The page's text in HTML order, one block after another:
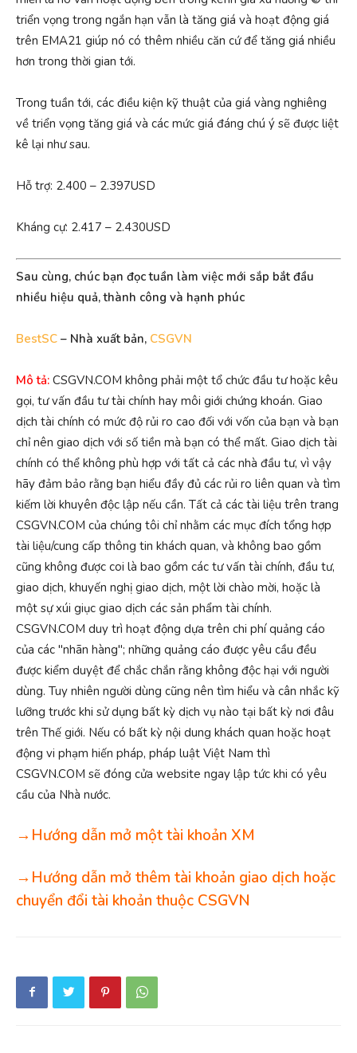
triển vọng trong ngắn hạn vẫn là tăng giá và hoạt động giá
trên EMA21 giúp nó có thêm nhiều căn cứ để tăng giá nhiều
hơn trong thời gian tới.
Trong tuần tới, các điều kiện kỹ thuật của giá vàng nghiêng
về triển vọng tăng giá và các mức giá đáng chú ý sẽ được liệt
kê lại như sau.
Hỗ trợ: 2.400 – 2.397USD
Kháng cự: 2.417 – 2.430USD
Sau cùng, chúc bạn đọc tuần làm việc mới sắp bắt đầu
nhiều hiệu quả, thành công và hạnh phúc
BestSC – Nhà xuất bản, CSGVN
Mô tả: CSGVN.COM không phải một tổ chức đầu tư hoặc kêu
gọi, tư vấn đầu tư tài chính hay môi giới chứng khoán. Giao
dịch tài chính có mức độ rủi ro cao đối với vốn của bạn và bạn
chỉ nên giao dịch với số tiền mà bạn có thể mất. Giao dịch tài
chính có thể không phù hợp với tất cả các nhà đầu tư, vì vậy
hãy đảm bảo rằng bạn hiểu đầy đủ các rủi ro liên quan và tìm
kiếm lời khuyên độc lập nếu cần. Tất cả các tài liệu trên trang
CSGVN.COM của chúng tôi chỉ nhằm các mục đích tổng hợp
tài liệu/cung cấp thông tin khách quan, và không bao gồm
cũng không được coi là bao gồm các tư vấn tài chính, đầu tư,
giao dịch, khuyến nghị giao dịch, một lời chào mời, hoặc là
một sự xúi giục giao dịch các sản phẩm tài chính.
CSGVN.COM duy trì hoạt động dựa trên chi phí quảng cáo
của các "nhãn hàng"; những quảng cáo được yêu cầu đều
được kiểm duyệt để chắc chắn rằng không độc hại với người
dùng. Tuy nhiên người dùng cũng nên tìm hiểu và cân nhắc kỹ
lưỡng trước khi sử dụng bất kỳ dịch vụ nào tại bất kỳ nơi đâu
trên Thế giới. Nếu có bất kỳ nội dung khách quan hoặc hoạt
động vi phạm hiến pháp, pháp luật Việt Nam thì
CSGVN.COM sẽ đóng cửa website ngay lập tức khi có yêu
cầu của Nhà nước.
→Hướng dẫn mở một tài khoản XM
→Hướng dẫn mở thêm tài khoản giao dịch hoặc
chuyển đổi tài khoản thuộc CSGVN